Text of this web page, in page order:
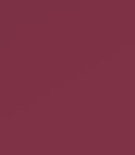
l'adresse
: les réseaux
connecter.
fichier.